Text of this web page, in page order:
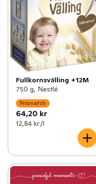
Fullkornsvälling +12M
750 g, Nestlé
Prismatch
64,20 kr
12,84 kr /l